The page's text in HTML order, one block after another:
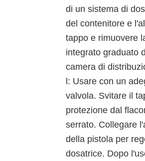
di un sistema di
del contenitore e
tappo e rimuovere
integrato graduato
camera di
l: Usare con un
valvola. Svitare il
protezione dal
serrato. Collegare
della pistola per
dosatrice. Dopo